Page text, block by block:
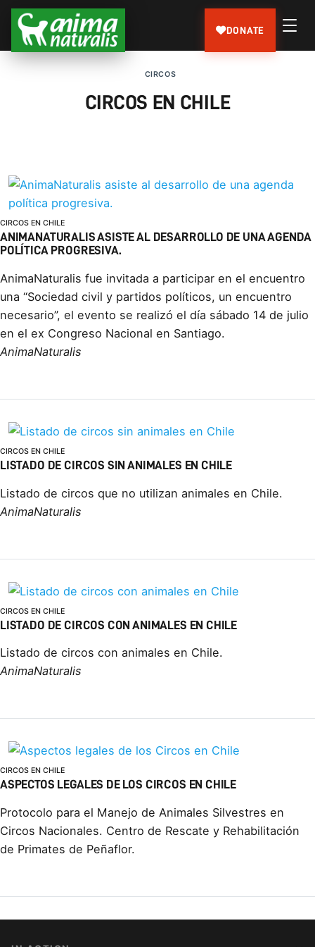
DONATE
CIRCOS
CIRCOS EN CHILE
CIRCOS EN CHILE
ANIMANATURALIS ASISTE AL DESARROLLO DE UNA AGENDA
POLÍTICA PROGRESIVA.
AnimaNaturalis fue invitada a participar en el encuentro
una “Sociedad civil y partidos políticos, un encuentro
necesario”, el evento se realizó el día sábado 14 de julio
en el ex Congreso Nacional en Santiago.
AnimaNaturalis
CIRCOS EN CHILE
LISTADO DE CIRCOS SIN ANIMALES EN CHILE
Listado de circos que no utilizan animales en Chile.
AnimaNaturalis
CIRCOS EN CHILE
LISTADO DE CIRCOS CON ANIMALES EN CHILE
Listado de circos con animales en Chile.
AnimaNaturalis
CIRCOS EN CHILE
ASPECTOS LEGALES DE LOS CIRCOS EN CHILE
Protocolo para el Manejo de Animales Silvestres en
Circos Nacionales. Centro de Rescate y Rehabilitación
de Primates de Peñaflor.